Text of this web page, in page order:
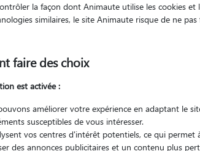
chez le Pet Sitter
la façon dont Animaute utilise les cookies
similaires, le site Animaute risque de ne
faire des choix
est activée :
améliorer votre expérience en adaptant le
susceptibles de vous intéresser.
vos centres d'intérêt potentiels, ce qui permet
des annonces publicitaires et un contenu plus